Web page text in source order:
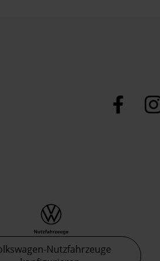
Nutzfahrzeuge